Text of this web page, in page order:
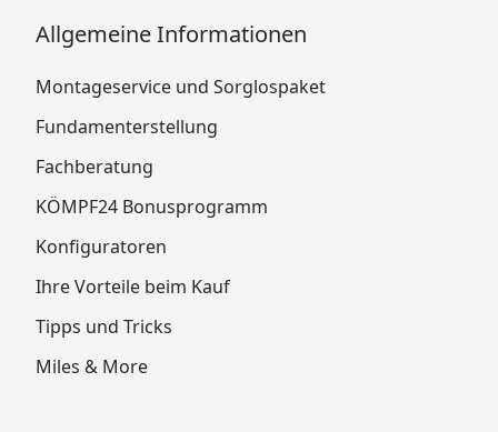
Allgemeine Informationen
Montageservice und Sorglospaket
Fundamenterstellung
Fachberatung
KÖMPF24 Bonusprogramm
Konfiguratoren
Ihre Vorteile beim Kauf
Tipps und Tricks
Miles & More